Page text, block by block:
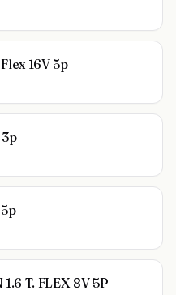
16V 5p
T. FLEX 8V 5P